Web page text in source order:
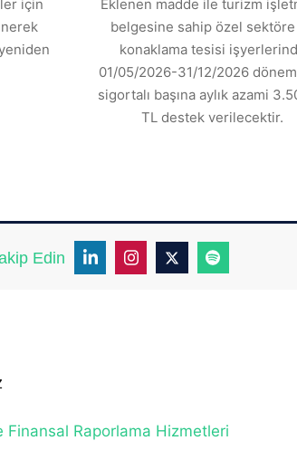
için
Eklenen madde ile turizm
belgesine sahip özel
konaklama tesisi
01/05/2026-31/12/2026
sigortalı başına aylık azami
TL destek verilecektir.
Edin
Finansal Raporlama Hizmetleri